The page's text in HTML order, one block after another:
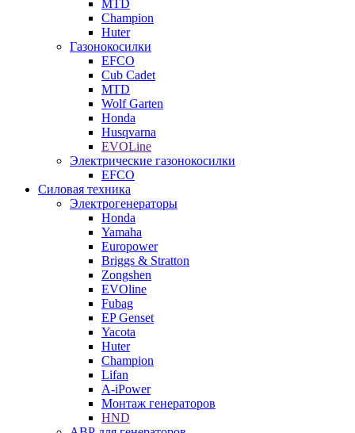
MTD
Champion
Huter
Газонокосилки
EFCO
Cub Cadet
MTD
Wolf Garten
Honda
Husqvarna
EVOLine
Электрические газонокосилки
EFCO
Силовая техника
Электрогенераторы
Honda
Yamaha
Europower
Briggs & Stratton
Zongshen
EVOline
Fubag
EP Genset
Yacota
Huter
Champion
Lifan
A-iPower
Монтаж генераторов
HND